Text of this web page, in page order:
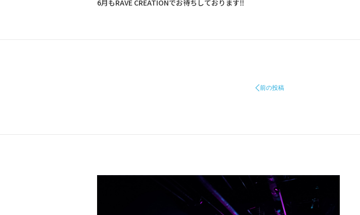
6月もRAVE CREATIONでお待ちしております‼︎
前の投稿